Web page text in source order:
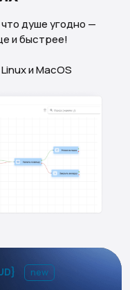
душе угодно —
и быстрее!
и MacOS
new